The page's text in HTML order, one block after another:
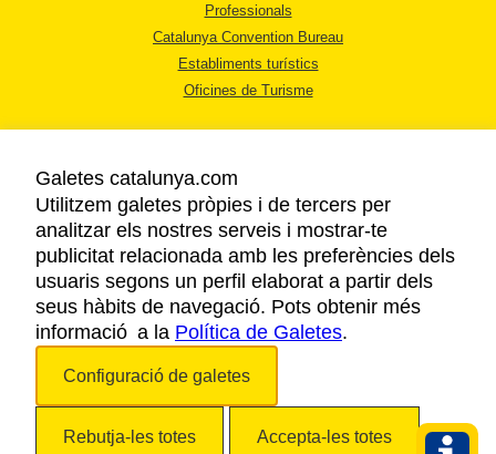
Professionals
Catalunya Convention Bureau
Establiments turístics
Oficines de Turisme
AVÍS LEGAL
POLÍTICA DE PRIVACITAT
COOKIES
ACCESSIBILITAT
Galetes catalunya.com
Utilitzem galetes pròpies i de tercers per
analitzar els nostres serveis i mostrar-te
publicitat relacionada amb les preferències dels
usuaris segons un perfil elaborat a partir dels
seus hàbits de navegació. Pots obtenir més
informació a la Política de Galetes.
Configuració de galetes
Rebutja-les totes Accepta-les totes